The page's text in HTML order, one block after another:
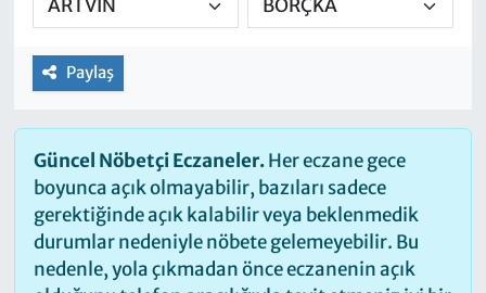
Paylaş
Güncel Nöbetçi Eczaneler.Her eczane gece
boyunca açık olmayabilir, bazıları sadece
gerektiğinde açık kalabilir veya beklenmedik
durumlar nedeniyle nöbete gelemeyebilir. Bu
nedenle, yola çıkmadan önce eczanenin açık